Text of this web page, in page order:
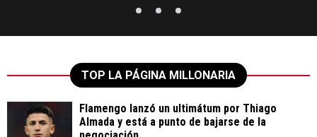
TOP LA PÁGINA MILLONARIA
Flamengo lanzó un ultimátum por Thiago
Almada y está a punto de bajarse de la